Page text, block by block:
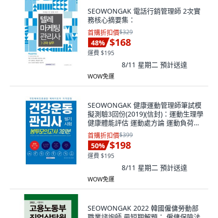
SEOWONGAK 電話行銷管理師 2次實
務核心摘要集：
首購折扣價$329
48% $168
運費 $195
8/11 星期二 預計送達
WOW免運
SEOWONGAK 健康運動管理師筆試模
擬測驗3回份(2019)(信封)：運動生理學
健康體能評估 運動處方論 運動負荷測
試 運動傷害, 鄭在永
首購折扣價$399
50% $198
運費 $195
8/11 星期二 預計送達
WOW免運
SEOWONGAK 2022 韓國僱傭勞動部